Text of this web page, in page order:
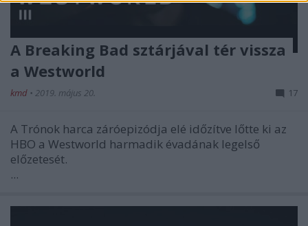
A Breaking Bad sztárjával tér vissza
a Westworld
kmd • 2019. május 20. 17
A Trónok harca záróepizódja elé időzítve lőtte ki az
HBO a Westworld harmadik évadának legelső
előzetesét.
...